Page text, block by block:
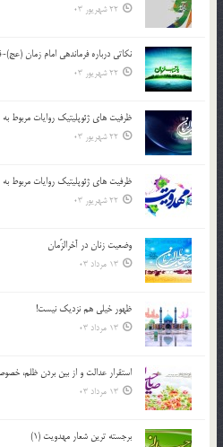
22 شهریور 03
نکاتى درباره فرماندهى امام زمان
22 شهریور 03
ظرفیت های ژئوپلیتیک روایات مربوط به
22 شهریور 03
ظرفیت های ژئوپلیتیک روایات مربوط به
22 شهریور 03
وضعیت زنان در آخرالزّمان
13 مرداد 03
ظهور خیلی هم نزدیک نیست!
13 مرداد 03
استقرار عدالت و از بين بردن ظلم،
13 مرداد 03
برجسته ترين شعار مهدويت (1)